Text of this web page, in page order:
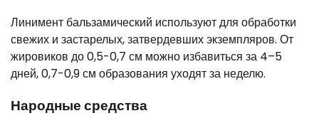
Линимент бальзамический используют для обработки
свежих и застарелых, затвердевших экземпляров. От
жировиков до 0,5-0,7 см можно избавиться за 4–5
дней, 0,7-0,9 см образования уходят за неделю.
Народные средства